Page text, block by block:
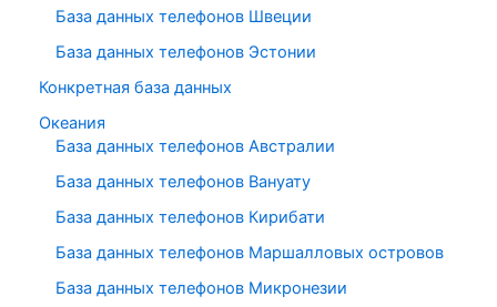
База данных телефонов Швеции
База данных телефонов Эстонии
Конкретная база данных
Океания
База данных телефонов Австралии
База данных телефонов Вануату
База данных телефонов Кирибати
База данных телефонов Маршалловых островов
База данных телефонов Микронезии